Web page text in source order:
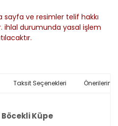
sayfa ve resimler telif hakkı
ihlal durumunda yasal işlem
Taksit Seçenekleri Önerileriniz
Küpe